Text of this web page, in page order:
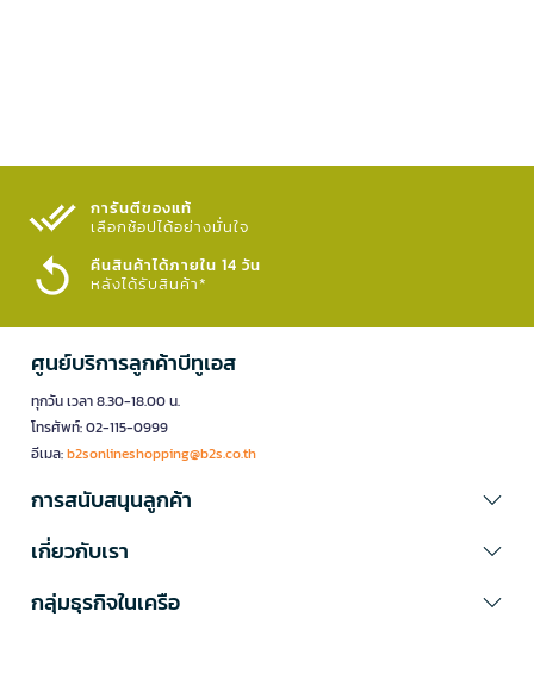
การันตีของแท้
เลือกช้อปได้อย่างมั่นใจ​
คืนสินค้าได้ภายใน 14 วัน
หลังได้รับสินค้า*
ศูนย์บริการลูกค้าบีทูเอส
ทุกวัน เวลา 8.30-18.00 น.
โทรศัพท์: 02-115-0999
อีเมล:b2sonlineshopping@b2s.co.th
การสนับสนุนลูกค้า
เกี่ยวกับเรา
กลุ่มธุรกิจในเครือ